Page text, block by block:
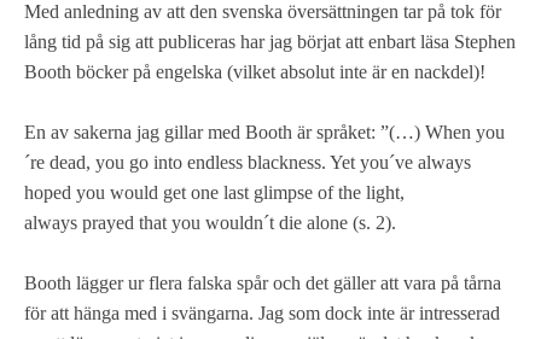
Med anledning av att den svenska översättningen tar på tok för
lång tid på sig att publiceras har jag börjat att enbart läsa Stephen
Booth böcker på engelska (vilket absolut inte är en nackdel)!
En av sakerna jag gillar med Booth är språket: ”(…) When you
´re dead, you go into endless blackness. Yet you´ve always
hoped you would get one last glimpse of the light,
always prayed that you wouldn´t die alone (s. 2).
Booth lägger ur flera falska spår och det gäller att vara på tårna
för att hänga med i svängarna. Jag som dock inte är intresserad